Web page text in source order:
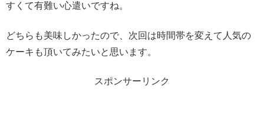
すくて有難い心遣いですね。
どちらも美味しかったので、次回は時間帯を変えて人気の
ケーキも頂いてみたいと思います。
スポンサーリンク